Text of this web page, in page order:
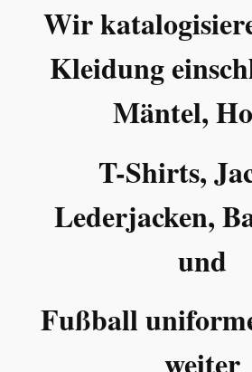
Wir
Kleidung
Mäntel,
T-Shirts,
Lederjacken,
und
Fußball